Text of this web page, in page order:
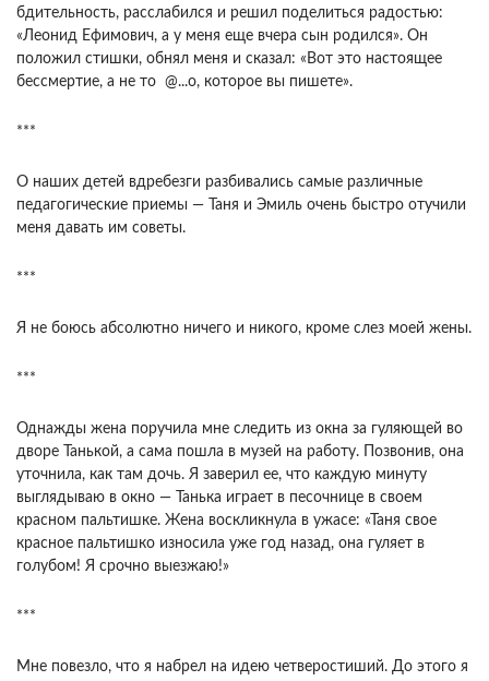
бдительность, расслабился и решил поделиться радостью:
«Леонид Ефимович, а у меня еще вчера сын родился». Он
положил стишки, обнял меня и сказал: «Вот это настоящее
бессмертие, а не то @...о, которое вы пишете».
***
О наших детей вдребезги разбивались самые различные
педагогические приемы — Таня и Эмиль очень быстро отучили
меня давать им советы.
***
Я не боюсь абсолютно ничего и никого, кроме слез моей жены.
***
Однажды жена поручила мне следить из окна за гуляющей во
дворе Танькой, а сама пошла в музей на работу. Позвонив, она
уточнила, как там дочь. Я заверил ее, что каждую минуту
выглядываю в окно — Танька играет в песочнице в своем
красном пальтишке. Жена воскликнула в ужасе: «Таня свое
красное пальтишко износила уже год назад, она гуляет в
голубом! Я срочно выезжаю!»
***
Мне повезло, что я набрел на идею четверостиший. До этого я